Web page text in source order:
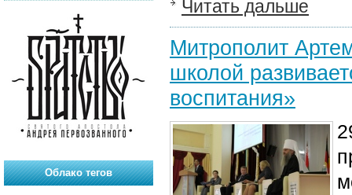
Читать дальше
Митрополит
школой
воспитания»
Облако тегов